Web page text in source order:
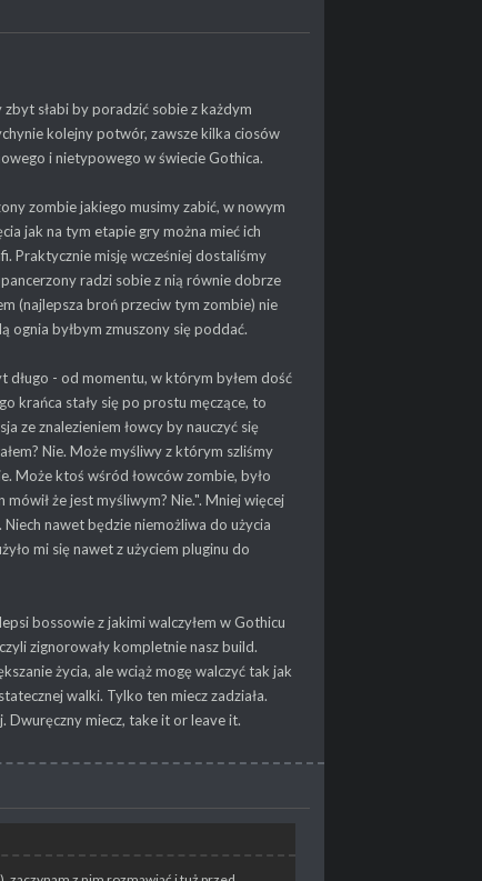
słabi by poradzić sobie z każdym
kolejny potwór, zawsze kilka ciosów
i nietypowego w świecie Gothica.
zombie jakiego musimy zabić, w nowym
jak na tym etapie gry można mieć ich
Praktycznie misję wcześniej dostaliśmy
radzi sobie z nią równie dobrze
(najlepsza broń przeciw tym zombie) nie
ognia byłbym zmuszony się poddać.
długo - od momentu, w którym byłem dość
krańca stały się po prostu męczące, to
ze znalezieniem łowcy by nauczyć się
Nie. Może myśliwy z którym szliśmy
Może ktoś wśród łowców zombie, było
że jest myśliwym? Nie.". Mniej więcej
nawet będzie niemożliwa do użycia
mi się nawet z użyciem pluginu do
bossowie z jakimi walczyłem w Gothicu
zignorowały kompletnie nasz build.
życia, ale wciąż mogę walczyć tak jak
walki. Tylko ten miecz zadziała.
Dwuręczny miecz, take it or leave it.